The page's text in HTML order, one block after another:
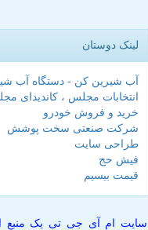
لینک دوستان
آب شیرین کن - دستگاه آب
انتخابات مجلس ، کاندیدای
خرید و فروش خودرو
شرکت صنعتی سخت پوشش
طراحی سایت
فیش حج
قیمت بیسیم
سایت ام آی جی تی یک منبع